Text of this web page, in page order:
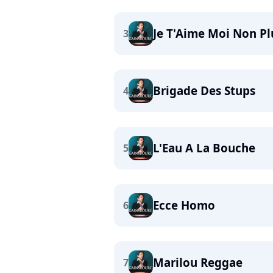
3 Je T'Aime Moi Non
4 Brigade Des Stups
5 L'Eau A La Bouche
6 Ecce Homo
7 Marilou Reggae